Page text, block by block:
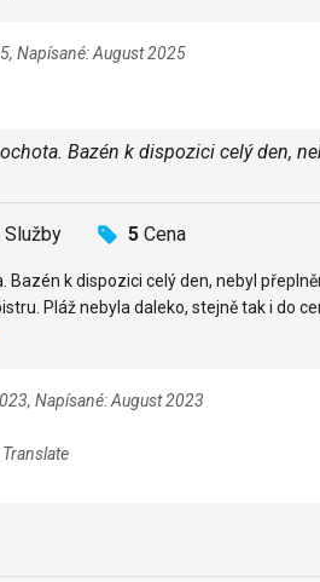
Napísané: August 2025
Bazén k dispozici celý den,
Služby 5 Cena
k dispozici celý den, nebyl
Pláž nebyla daleko, stejně tak i do
Napísané: August 2023